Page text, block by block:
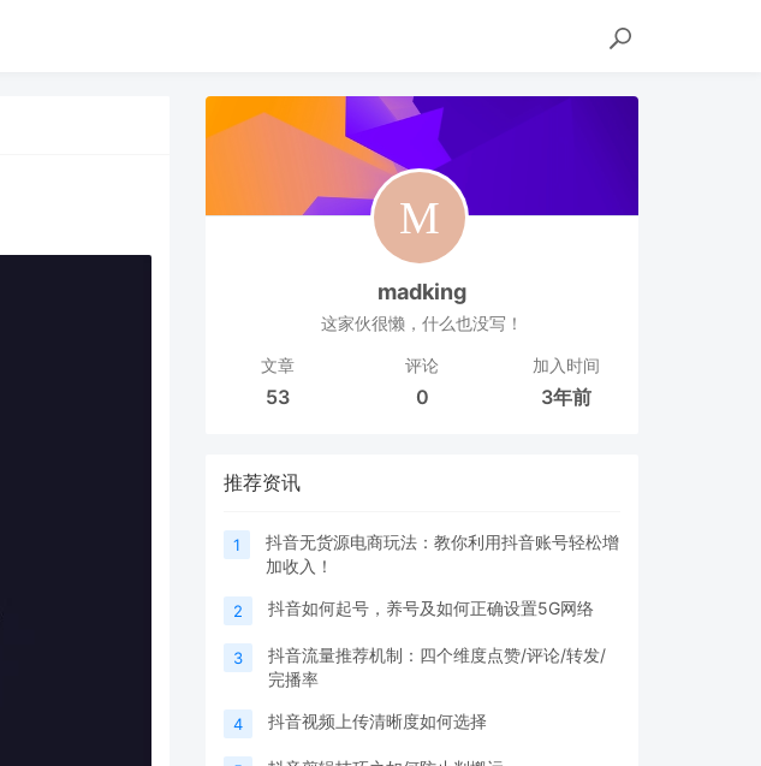
madking
这家伙很懒，什么也没写！
文章
53
评论
0
加入时间
3年前
推荐资讯
1
抖音无货源电商玩法：教你利用抖音账号轻松增
加收入！
2 抖音如何起号，养号及如何正确设置5G网络
3
抖音流量推荐机制：四个维度点赞/评论/转发/
完播率
4 抖音视频上传清晰度如何选择